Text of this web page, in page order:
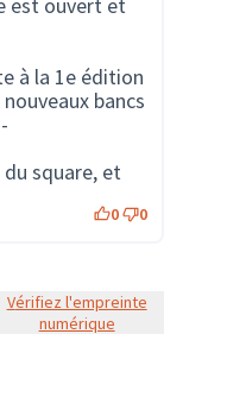
dans un nouvel onglet)
à la 1e édition
bancs
square, et
0 0
Vérifiez l'empreinte
numérique